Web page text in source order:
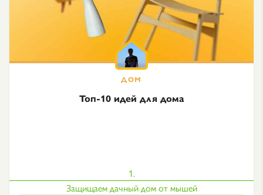
Топ-10 идей для дома
1.
Защищаем дачный дом от мышей